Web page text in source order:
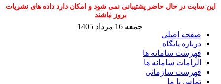
این سایت در حال حاضر پشتیبانی نمی شود و امکان دارد داده های نشریات
بروز نباشند
صفحه اصلی
درباره پایگاه
فهرست سامانه ها
الزامات سامانه ها
فهرست سازمانی
تماس با ما
جمعه 16 مرداد 1405